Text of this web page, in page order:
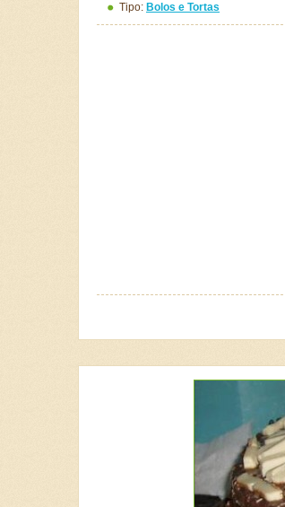
Tipo: Bolos e Tortas